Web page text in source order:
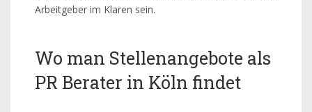
Arbeitgeber im Klaren sein.
Wo man Stellenangebote als
PR Berater in Köln findet